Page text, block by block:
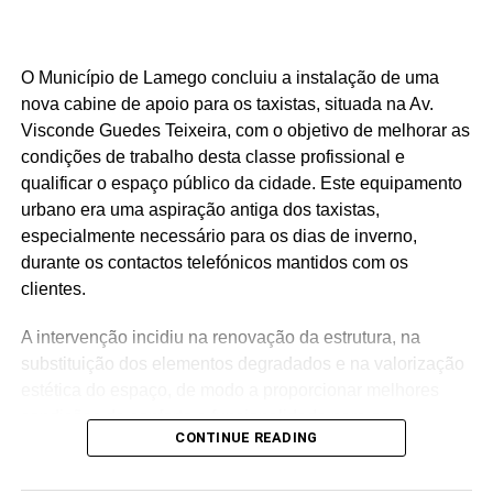
Source link
Facebook
Mastodon
EmailShare
O Município de Lamego concluiu a instalação de uma
nova cabine de apoio para os taxistas, situada na Av.
Visconde Guedes Teixeira, com o objetivo de melhorar as
condições de trabalho desta classe profissional e
qualificar o espaço público da cidade. Este equipamento
urbano era uma aspiração antiga dos taxistas,
especialmente necessário para os dias de inverno,
durante os contactos telefónicos mantidos com os
clientes.
A intervenção incidiu na renovação da estrutura, na
substituição dos elementos degradados e na valorização
condições de conforto e funcionalidade para os
CONTINUE READING